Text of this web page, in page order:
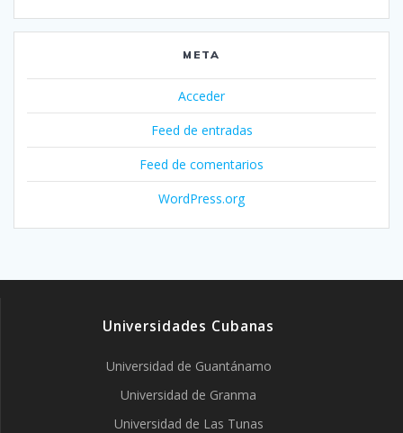
META
Acceder
Feed de entradas
Feed de comentarios
WordPress.org
Universidades Cubanas
Universidad de Guantánamo
Universidad de Granma
Universidad de Las Tunas